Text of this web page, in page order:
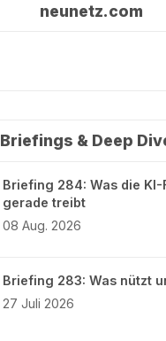
neunetz.com
Briefings & Deep
Briefing 284: Was die KI-
gerade treibt
08 Aug. 2026
Briefing 283: Was nützt
27 Juli 2026